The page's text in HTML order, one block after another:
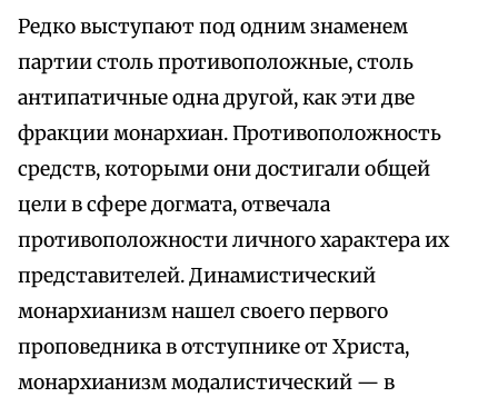
Редко выступают под одним знаменем
партии столь противоположные, столь
антипатичные одна другой, как эти две
фракции монархиан. Противоположность
средств, которыми они достигали общей
цели в сфере догмата, отвечала
противоположности личного характера их
представителей. Динамистический
монархианизм нашел своего первого
проповедника в отступнике от Христа,
монархианизм модалистический — в